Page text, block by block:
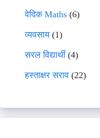
वेदिक Maths (6)
व्यवसाय(1)
सरल विद्यार्थी(4)
हस्ताक्षर सराव (22)